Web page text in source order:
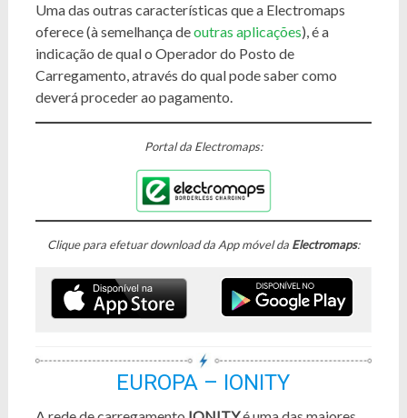
Uma das outras características que a Electromaps
oferece (à semelhança deoutras aplicações), é a
indicação de qual o Operador do Posto de
Carregamento, através do qual pode saber como
deverá proceder ao pagamento.
Portal da Electromaps:
Clique para efetuar download da App móvel da Electromaps:
EUROPA – IONITY